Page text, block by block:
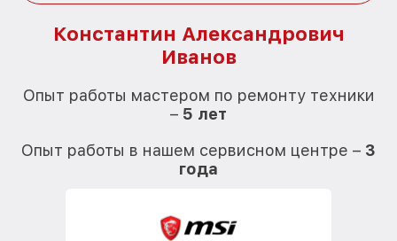
Константин Александрович
Иванов
Опыт работы мастером по ремонту техники
– 5 лет
Опыт работы в нашем сервисном центре – 3
года